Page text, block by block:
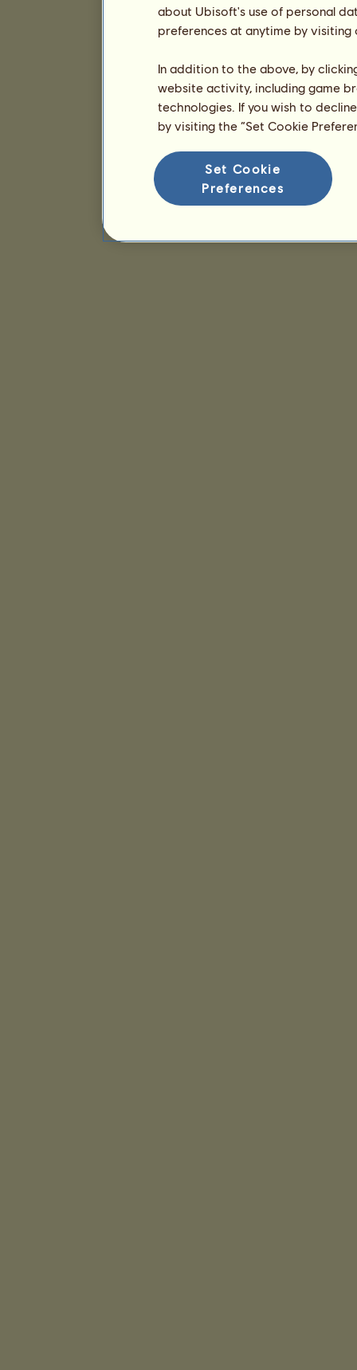
about Ubisoft's use of personal
preferences at anytime by
In addition to the above, by
website activity, including game
technologies. If you wish to
by visiting the “Set Cookie
Set Cookie
Preferences